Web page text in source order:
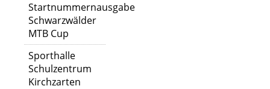
Startnummernausgabe
Schwarzwälder
MTB Cup
Sporthalle
Schulzentrum
Kirchzarten